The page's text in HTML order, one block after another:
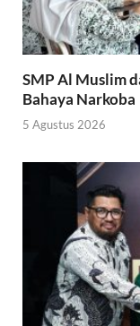
SMP Al Muslim
Bahaya Narkoba
5 Agustus 2026